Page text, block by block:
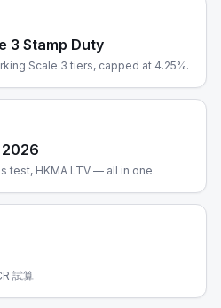
3 Stamp Duty
Scale 3 tiers, capped at 4.25%.
test, HKMA LTV — all in one.
試算